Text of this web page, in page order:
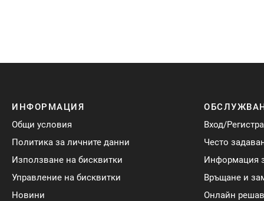
ИНФОРМАЦИЯ
Общи условия
Политика за личните данни
Използване на бисквитки
Управление на бисквитки
Новини
Вход/
Често
Информация
Връщане и
Онлайн